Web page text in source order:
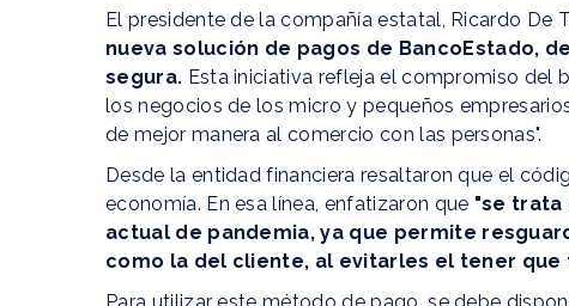
El presidente de la compañía estatal, Ricardo De
nueva solución de pagos de BancoEstado,
segura. Esta iniciativa refleja el compromiso del
los negocios de los micro y pequeños
de mejor manera al comercio con las personas".
Desde la entidad financiera resaltaron que el
economía. En esa línea, enfatizaron que "se trata
actual de pandemia, ya que permite
como la del cliente, al evitarles el tener